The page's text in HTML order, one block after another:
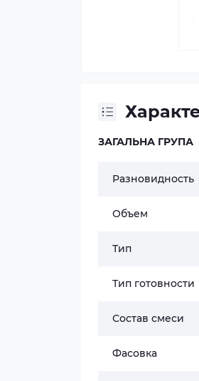
ЗАГАЛЬНА ГРУПА
Разновидность
Объем
Тип
Тип готовности
Состав смеси
Фасовка